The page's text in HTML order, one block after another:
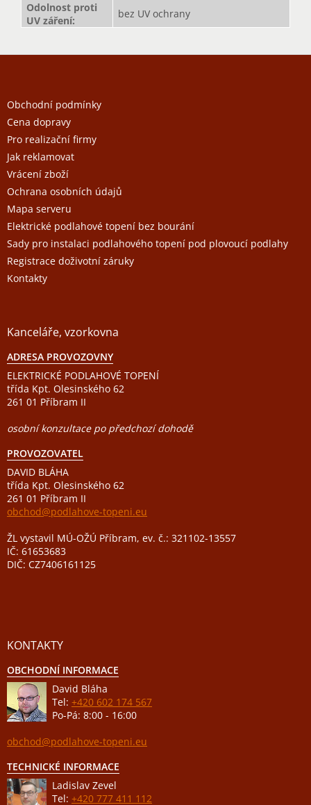
Odolnost proti
UV záření:
bez UV ochrany
Z
aObchodní podmínky
Cena dopravy
Pro realizační firmy
Jak reklamovat
Vrácení zboží
Ochrana osobních údajů
Mapa serveru
Elektrické podlahové topení bez bourání
Sady pro instalaci podlahového topení pod plovoucí podlahy
Registrace doživotní záruky
Kontakty
Kanceláře, vzorkovna
ADRESA PROVOZOVNY
ELEKTRICKÉ PODLAHOVÉ TOPENÍ
třída Kpt. Olesinského 62
261 01 Příbram II
osobní konzultace po předchozí dohodě
PROVOZOVATEL
DAVID BLÁHA
třída Kpt. Olesinského 62
261 01 Příbram II
obchod@podlahove-topeni.eu
ŽL vystavil MÚ-OŽÚ Příbram, ev. č.: 321102-13557
IČ: 61653683
DIČ: CZ7406161125
KONTAKTY
OBCHODNÍ INFORMACE
David Bláha
Tel: +420 602 174 567
Po-Pá: 8:00 - 16:00
obchod@podlahove-topeni.eu
TECHNICKÉ INFORMACE
Ladislav Zevel
Tel: +420 777 411 112